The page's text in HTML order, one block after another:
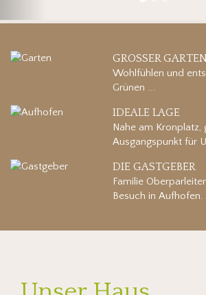
GROSSER GARTEN
Wohlfühlen und
Grünen ...
IDEALE LAGE
Nahe am Kronplatz,
Ausgangspunkt für
DIE GASTGEBER
Familie
Besuch in Aufhofen.